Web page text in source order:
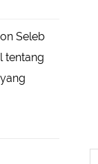
Seleb
tentang